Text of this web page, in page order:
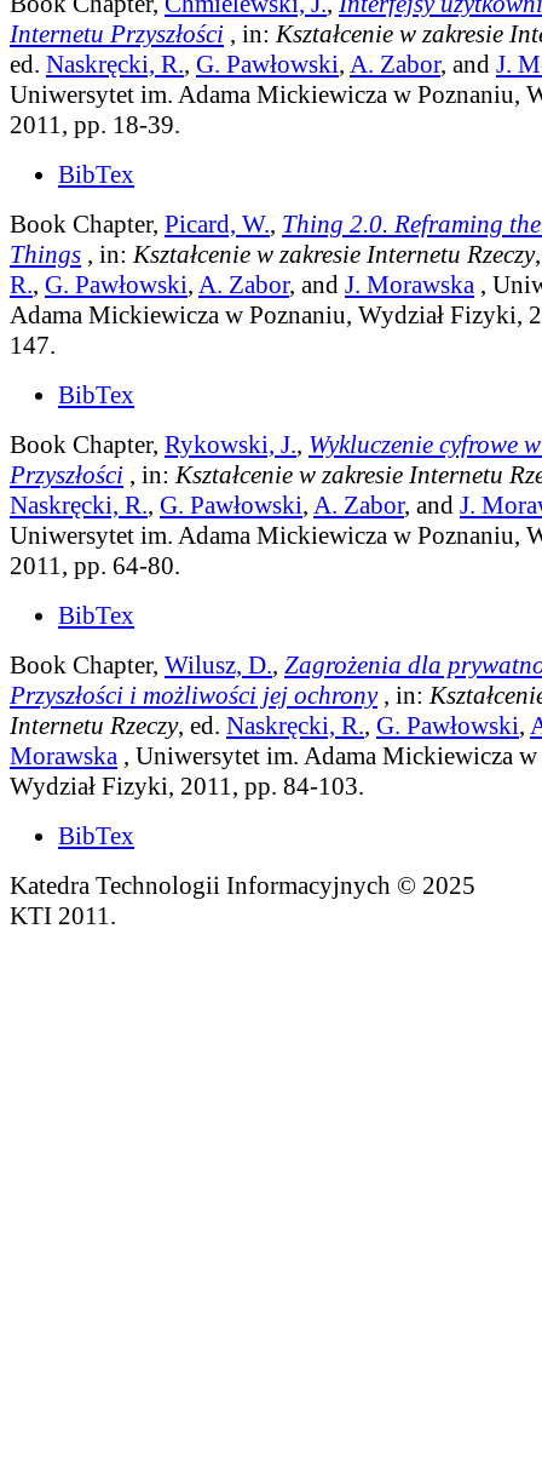
Internetu Przyszłości , in: Kształcenie w zakresie
ed. Naskręcki, R., G. Pawłowski, A. Zabor, and J.
Uniwersytet im. Adama Mickiewicza w Poznaniu,
2011, pp. 18-39.
BibTex
Book Chapter, Picard, W., Thing 2.0. Reframing
Things , in: Kształcenie w zakresie Internetu Rzeczy
R., G. Pawłowski, A. Zabor, and J. Morawska ,
Adama Mickiewicza w Poznaniu, Wydział Fizyki,
147.
BibTex
Book Chapter, Rykowski, J., Wykluczenie cyfrowe
Przyszłości , in: Kształcenie w zakresie Internetu
Naskręcki, R., G. Pawłowski, A. Zabor, and J.
Uniwersytet im. Adama Mickiewicza w Poznaniu,
2011, pp. 64-80.
BibTex
Book Chapter, Wilusz, D., Zagrożenia dla
Przyszłości i możliwości jej ochrony, in:
Internetu Rzeczy, ed. Naskręcki, R., G. Pawłowski,
Morawska , Uniwersytet im. Adama Mickiewicza
Wydział Fizyki, 2011, pp. 84-103.
BibTex
Katedra Technologii Informacyjnych © 2025
KTI 2011.